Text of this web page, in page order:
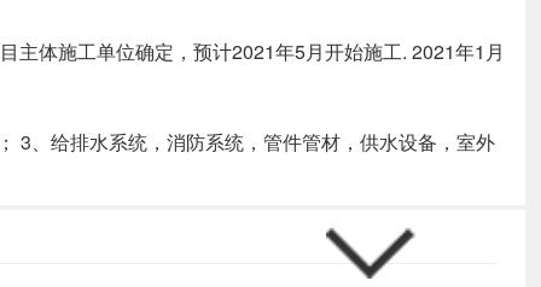
主体施工单位确定，预计2021年5月开始施工. 2021年1月
3、给排水系统，消防系统，管件管材，供水设备，室外